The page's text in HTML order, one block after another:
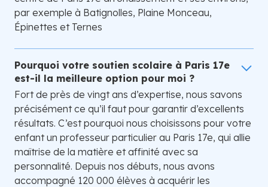
par exemple à Batignolles, Plaine Monceau,
Épinettes et Ternes
Pourquoi votre soutien scolaire à Paris 17e
est-il la meilleure option pour moi ?
Fort de près de vingt ans d’expertise, nous savons
précisément ce qu’il faut pour garantir d’excellents
résultats. C’est pourquoi nous choisissons pour votre
enfant un professeur particulier au Paris 17e, qui allie
maîtrise de la matière et affinité avec sa
personnalité. Depuis nos débuts, nous avons
accompagné 120 000 élèves à acquérir les